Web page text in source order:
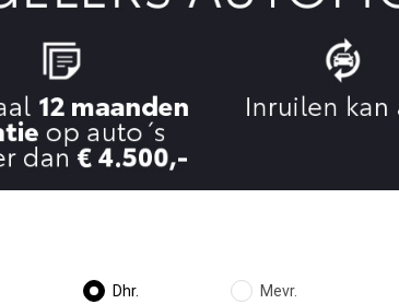
Dhr. Mevr.